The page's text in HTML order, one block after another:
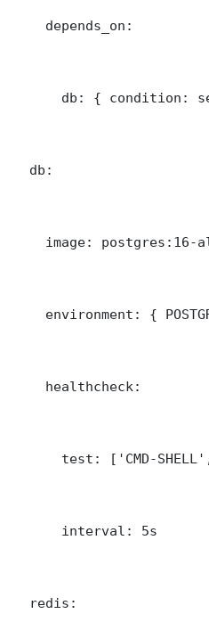
    depends_on:
db: { condition:
  db:
image: postgres:16-
environment: {
    healthcheck:
test: ['CMD-
      interval: 5s
  redis: